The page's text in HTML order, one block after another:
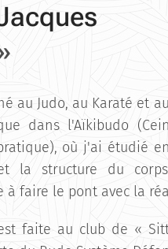
au Judo, au Karaté et
dans l'Aïkibudo
où j'ai étudié
la structure du
à faire le pont avec la
faite au club de «